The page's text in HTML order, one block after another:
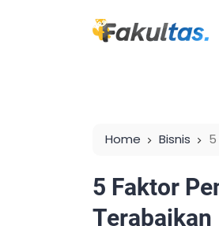
Home Bisnis
5 Faktor
Terabaikan